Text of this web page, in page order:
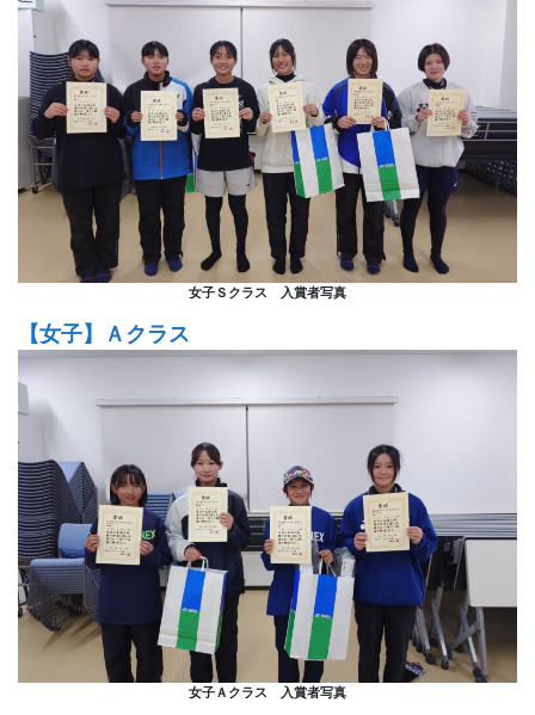
女子Ｓクラス 入賞者写真
【女子】Ａクラス
女子Ａクラス 入賞者写真